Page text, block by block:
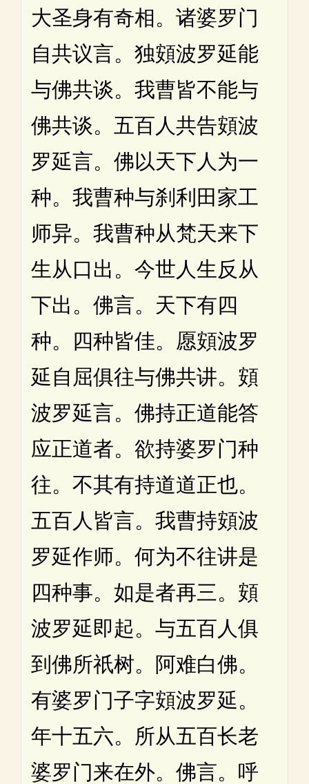
大圣身有奇相。诸婆罗门
自共议言。独頞波罗延能
与佛共谈。我曹皆不能与
佛共谈。五百人共告頞波
罗延言。佛以天下人为一
种。我曹种与刹利田家工
师异。我曹种从梵天来下
生从口出。今世人生反从
下出。佛言。天下有四
种。四种皆佳。愿頞波罗
延自屈俱往与佛共讲。頞
波罗延言。佛持正道能答
应正道者。欲持婆罗门种
往。不其有持道道正也。
五百人皆言。我曹持頞波
罗延作师。何为不往讲是
四种事。如是者再三。頞
波罗延即起。与五百人俱
到佛所祇树。阿难白佛。
有婆罗门子字頞波罗延。
年十五六。所从五百长老
婆罗门来在外。佛言。呼